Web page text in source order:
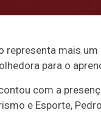
representa mais
para o
com a
e Esporte,